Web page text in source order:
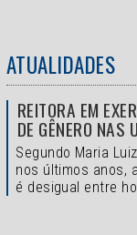
ATUALIDADES
REITORA EM
DE GÊNERO NAS
Segundo Maria
nos últimos anos,
é desigual entre